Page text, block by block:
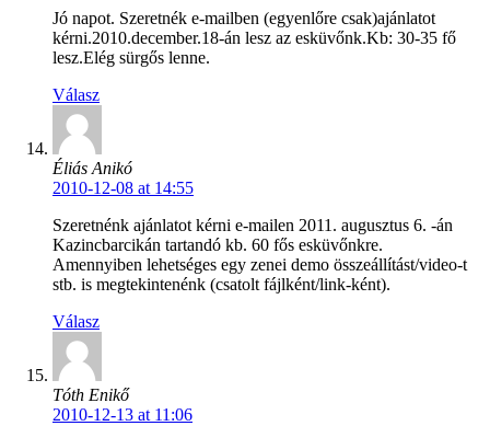
Jó napot. Szeretnék e-mailben (egyenlőre csak)ajánlatot
kérni.2010.december.18-án lesz az esküvőnk.Kb: 30-35 fő
lesz.Elég sürgős lenne.
Válasz
Éliás Anikó
2010-12-08 at 14:55
Szeretnénk ajánlatot kérni e-mailen 2011. augusztus 6. -án
Kazincbarcikán tartandó kb. 60 fős esküvőnkre.
Amennyiben lehetséges egy zenei demo összeállítást/video-t
stb. is megtekintenénk (csatolt fájlként/link-ként).
Válasz
Tóth Enikő
2010-12-13 at 11:06